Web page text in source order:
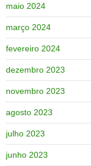
maio 2024
março 2024
fevereiro 2024
dezembro 2023
novembro 2023
agosto 2023
julho 2023
junho 2023